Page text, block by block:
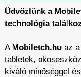
Üdvözlünk a
technológia
A Mobiletch.hu az
tabletek,
kiváló minőséggel